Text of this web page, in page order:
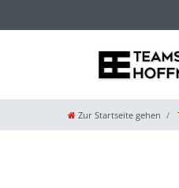
Zur Startseite gehen